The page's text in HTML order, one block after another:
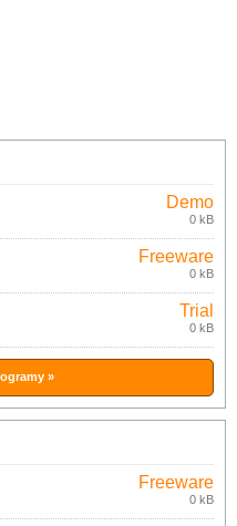
Demo
0 kB
Freeware
0 kB
Trial
0 kB
»
Freeware
0 kB